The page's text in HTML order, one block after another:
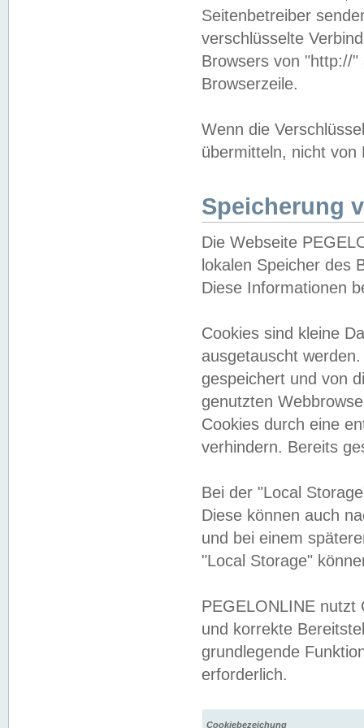
Seitenbetreiber
verschlüsselte
Browsers von "http://
Browserzeile.
Wenn die
übermitteln, nicht von
Speicherung
Die Webseite
lokalen Speicher des
Diese Informationen
Cookies sind kleine
ausgetauscht
gespeichert und von
genutzten
Cookies durch eine
verhindern. Bereits
Bei der "Local
Diese können auch
und bei einem
"Local Storage"
PEGELONLINE nutzt
und korrekte
grundlegende
erforderlich.
Cookiebezeichung